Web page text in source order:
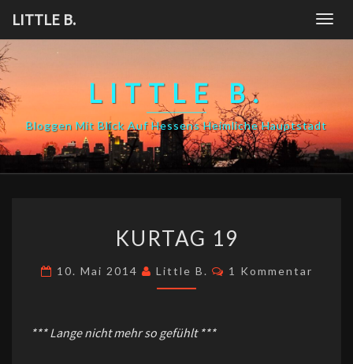
content
LITTLE B.
LITTLE B.
Bloggen Mit Blick Auf Hessens Heimliche Hauptstadt
19
KURTAG 19
10. Mai 2014 Little B. Kommentare
1 Kommentar
*** Lange nicht mehr so gefühlt ***